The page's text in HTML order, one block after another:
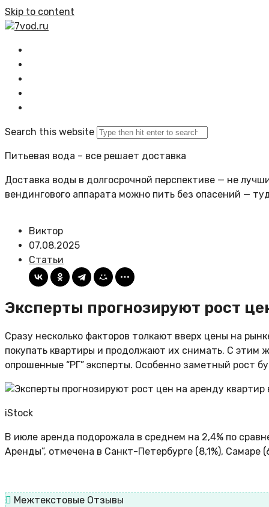
Skip to content
7vod.ru
Search this website
Питьевая вода – все решает доставка
Доставка воды в долгосрочной перспективе — не
вендингового аппарата можно пить без опасений —
Виктор
07.08.2025
Статьи
Эксперты прогнозируют рост
Сразу несколько факторов толкают вверх цены на
покупать квартиры и продолжают их снимать. С этим
опрошенные “РГ” эксперты. Особенно заметный рост
iStock
В июле аренда подорожала в среднем на 2,4% по
Аренды”, отмечена в Санкт-Петербурге (8,1%), Самаре
Межтекстовые Отзывы